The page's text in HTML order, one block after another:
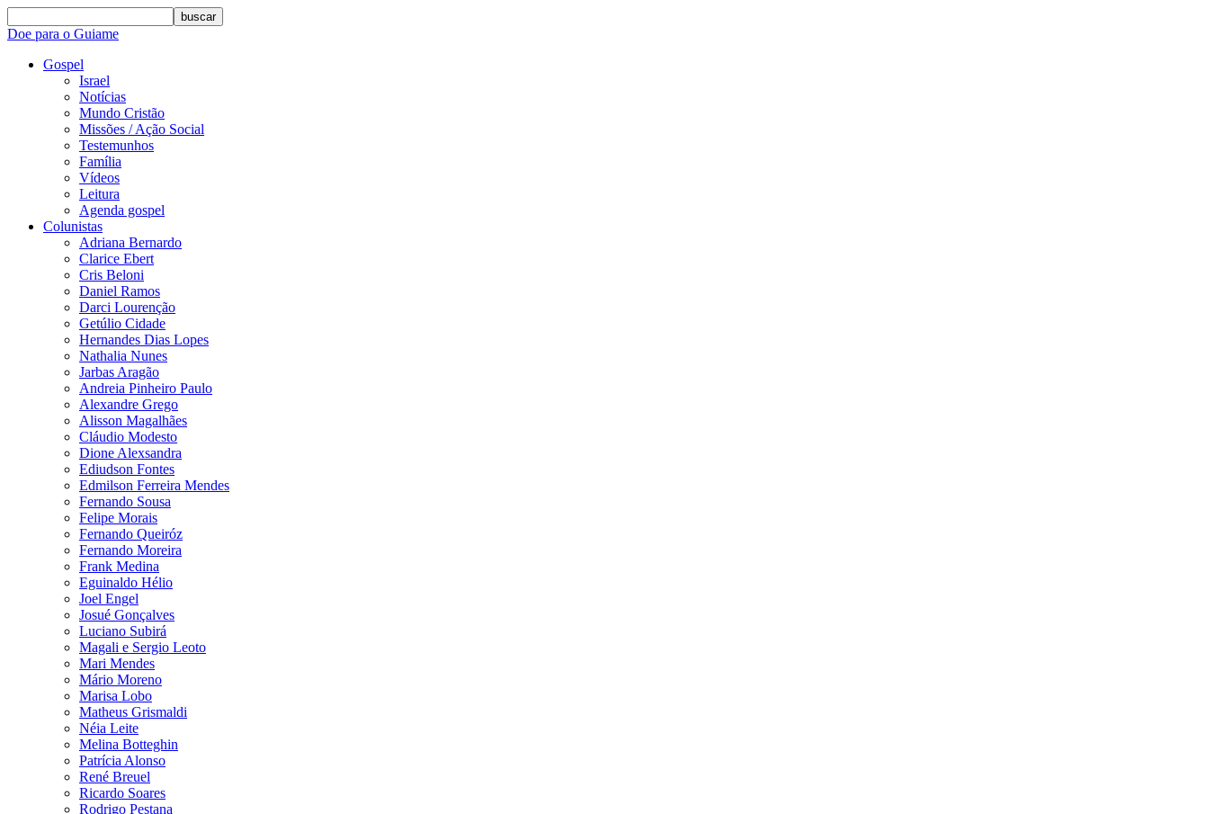
buscar
Doe para o Guiame
Gospel
Israel
Notícias
Mundo Cristão
Missões / Ação Social
Testemunhos
Família
Vídeos
Leitura
Agenda gospel
Colunistas
Adriana Bernardo
Clarice Ebert
Cris Beloni
Daniel Ramos
Darci Lourenção
Getúlio Cidade
Hernandes Dias Lopes
Nathalia Nunes
Jarbas Aragão
Andreia Pinheiro Paulo
Alexandre Grego
Alisson Magalhães
Cláudio Modesto
Dione Alexsandra
Ediudson Fontes
Edmilson Ferreira Mendes
Fernando Sousa
Felipe Morais
Fernando Queiróz
Fernando Moreira
Frank Medina
Eguinaldo Hélio
Joel Engel
Josué Gonçalves
Luciano Subirá
Magali e Sergio Leoto
Mari Mendes
Mário Moreno
Marisa Lobo
Matheus Grismaldi
Néia Leite
Melina Botteghin
Patrícia Alonso
René Breuel
Ricardo Soares
Rodrigo Pestana